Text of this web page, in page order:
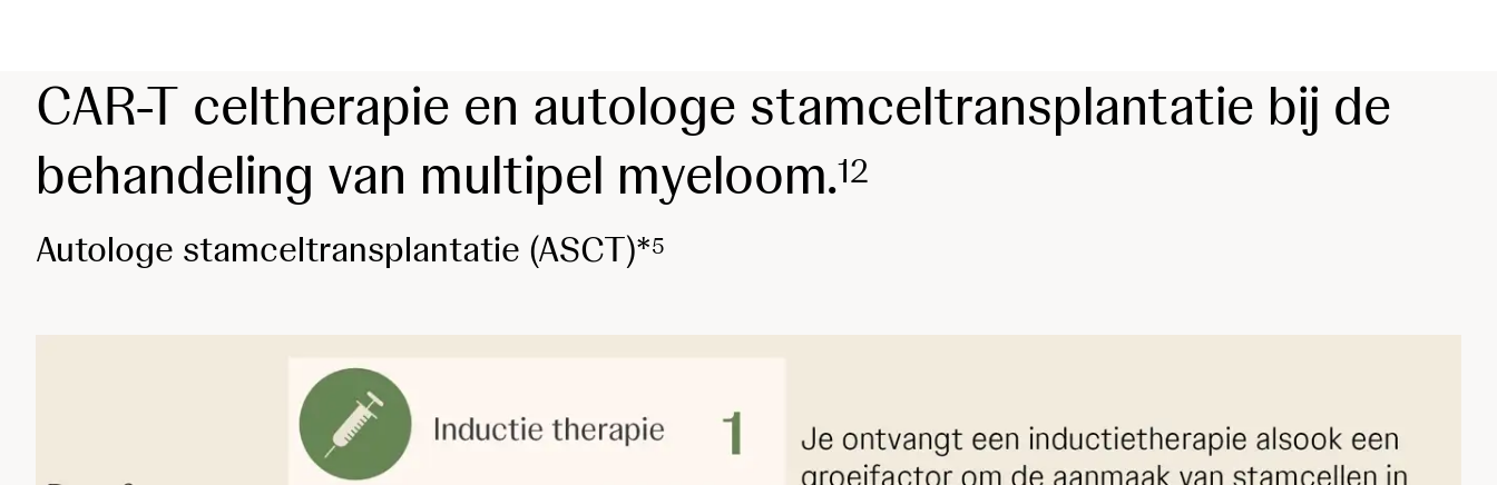
CAR-T celtherapie en autologe stamceltransplantatie bij de
behandeling van multipel myeloom.12
Autologe stamceltransplantatie (ASCT)*5